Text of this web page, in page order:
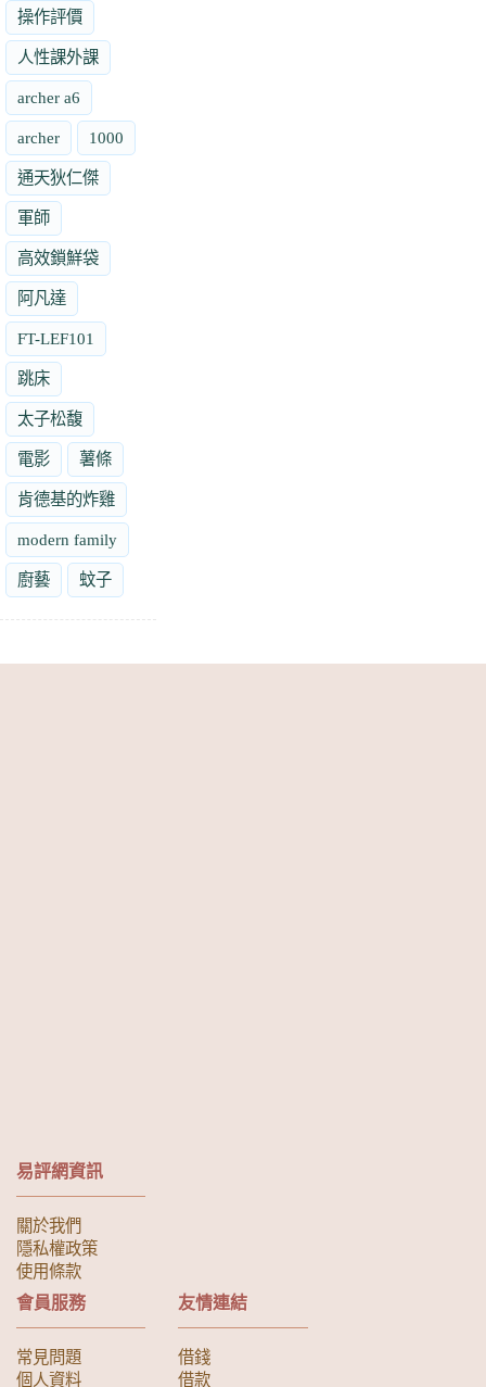
操作評價
人性課外課
archer a6
archer 1000
通天狄仁傑
軍師
高效鎖鮮袋
阿凡達
FT-LEF101
跳床
太子松馥
電影 薯條
肯德基的炸雞
modern family
廚藝 蚊子
易評網資訊
關於我們
隱私權政策
使用條款
會員服務
常見問題
個人資料
友情連結
借錢
借款